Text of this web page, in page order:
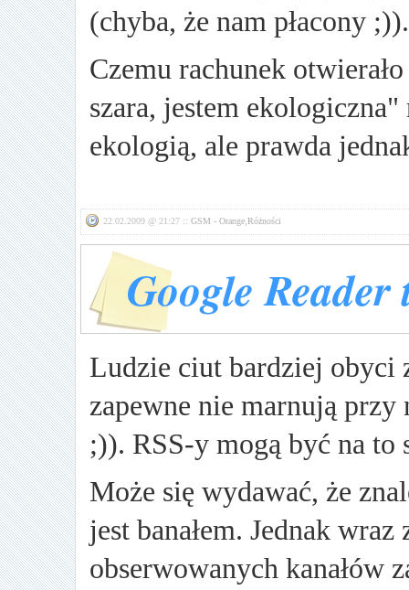
(chyba, że nam płacony ;)).
Czemu rachunek
szara, jestem ekologiczna
ekologią, ale prawda
22.02.2009 @ 21:27 ::GSM - Orange ,Różności
Google Reader
Ludzie ciut bardziej
zapewne nie marnują przy
;)). RSS-y mogą być na
Może się wydawać, że
jest banałem. Jednak
obserwowanych kanałów